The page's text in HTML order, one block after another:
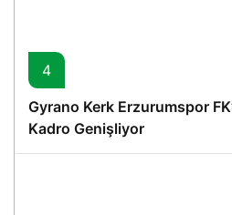
4
Gyrano Kerk Erzurumspor
Kadro Genişliyor